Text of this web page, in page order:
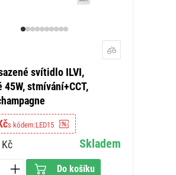
svítidlo ILVI,
45W, stmívání+CCT,
s kódem:LED15
Kč Skladem
Do košíku